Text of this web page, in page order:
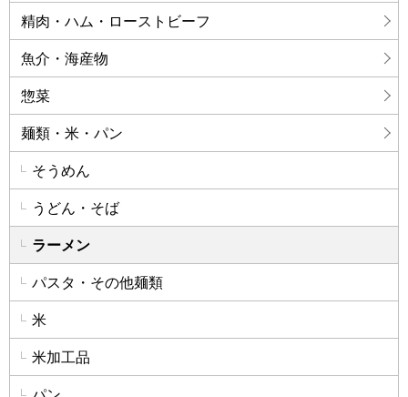
精肉・ハム・ローストビーフ
魚介・海産物
惣菜
麺類・米・パン
そうめん
うどん・そば
ラーメン
パスタ・その他麺類
米
米加工品